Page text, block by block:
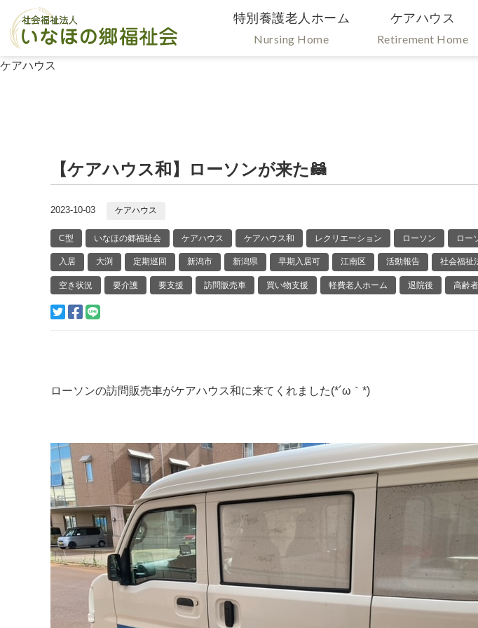
特別養護老人ホーム
Nursing Home
ケアハウス
Retirement Home
ケアハウス
【ケアハウス和】ローソンが来た🦝
2023-10-03 ケアハウス
C型 いなほの郷福祉会 ケアハウス ケアハウス和 レクリエーション ローソン ロー
入居 大渕 定期巡回 新潟市 新潟県 早期入居可 江南区 活動報告 社会福祉
空き状況 要介護 要支援 訪問販売車 買い物支援 軽費老人ホーム 退院後 高齢
ローソンの訪問販売車がケアハウス和に来てくれました(*´ω｀*)